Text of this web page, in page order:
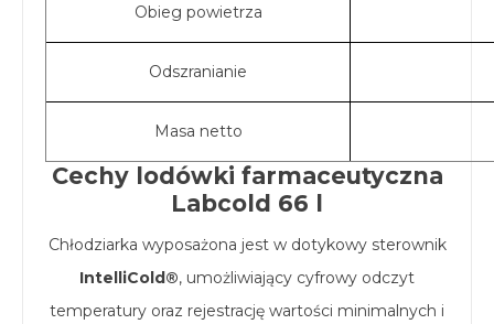
Obieg powietrza
Odszranianie
Masa netto
Cechy lodówki farmaceutyczna
Labcold 66 l
Chłodziarka wyposażona jest w dotykowy sterownik
IntelliCold®, umożliwiający cyfrowy odczyt
temperatury oraz rejestrację wartości minimalnych i